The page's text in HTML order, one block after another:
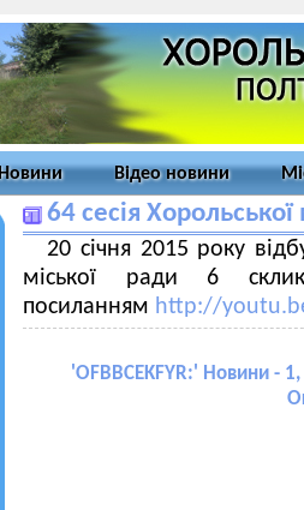
Новини Відео новини
64 сесія
20 січня 2015 року
міської ради 6
посиланням http://
'OFBBCEKFYR:' Новини - 1,